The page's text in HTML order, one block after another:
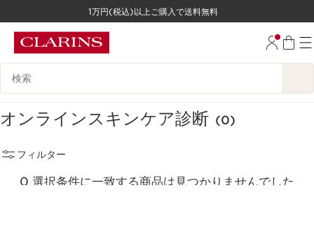
コンテンツへ移動
1万円(税込)以上ご購入で送料無料
検索候補
オンラインスキンケア診断 (0)
フィルター
0 選択条件に一致する商品は見つかりませんでした